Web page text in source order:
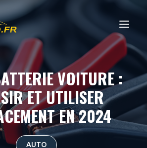
VOITURE :
ET UTILISER
EN 2024
AUTO